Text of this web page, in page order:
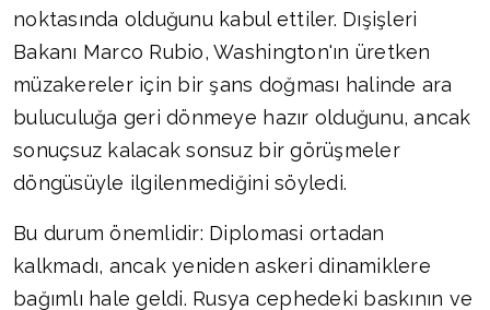
noktasında olduğunu kabul ettiler. Dışişleri
Bakanı Marco Rubio, Washington'ın üretken
müzakereler için bir şans doğması halinde ara
buluculuğa geri dönmeye hazır olduğunu, ancak
sonuçsuz kalacak sonsuz bir görüşmeler
döngüsüyle ilgilenmediğini söyledi.
Bu durum önemlidir: Diplomasi ortadan
kalkmadı, ancak yeniden askeri dinamiklere
bağımlı hale geldi. Rusya cephedeki baskının ve